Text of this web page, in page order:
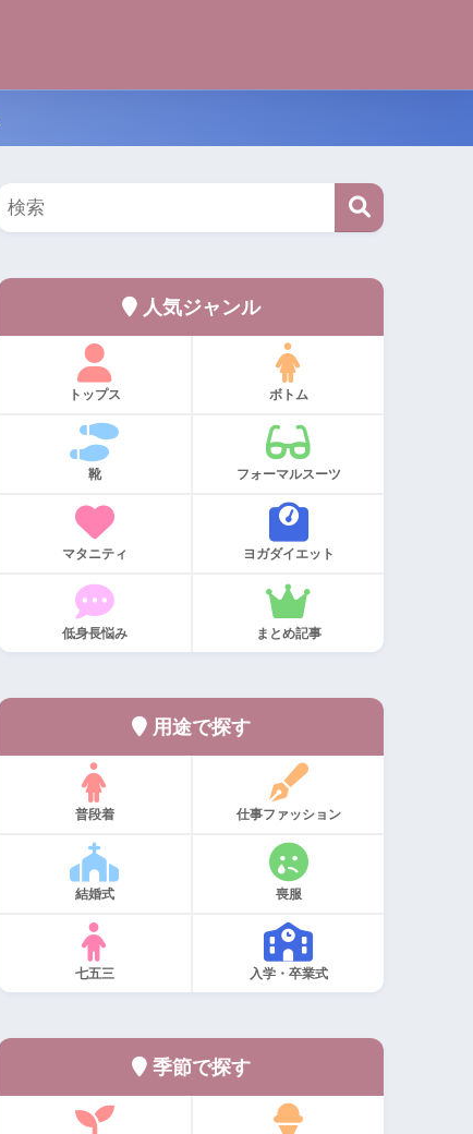
人気ジャンル
トップス ボトム
靴 フォーマルスーツ
マタニティ ヨガダイエット
低身長悩み まとめ記事
用途で探す
普段着 仕事ファッション
結婚式 喪服
七五三 入学・卒業式
季節で探す